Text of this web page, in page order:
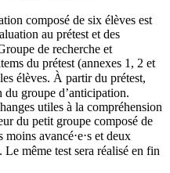
composé de six élèves est
au prétest et des
de recherche et
du prétest (annexes 1, 2 et
élèves. À partir du prétest,
du groupe d’anticipation.
utiles à la compréhension
du petit groupe composé de
moins avancé⋅e⋅s et deux
Le même test sera réalisé en fin